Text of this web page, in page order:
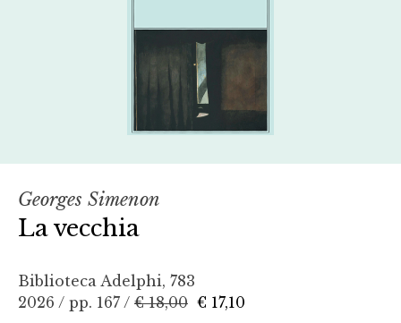
Georges Simenon
La vecchia
Biblioteca Adelphi, 783
2026 / pp. 167 / € 18,00 € 17,10